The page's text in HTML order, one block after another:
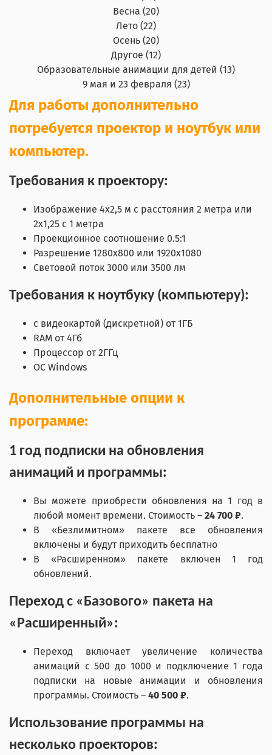
Весна (20)
Лето (22)
Осень (20)
Другое (12)
Образовательные анимации для детей (13)
9 мая и 23 февраля (23)
Для работы дополнительно
потребуется проектор и ноутбук или
компьютер.
Требования к проектору:
Изображение 4х2,5 м с расстояния 2 метра или
2х1,25 с 1 метра
Проекционное соотношение 0.5:1
Разрешение 1280х800 или 1920х1080
Световой поток 3000 или 3500 лм
Требования к ноутбуку (компьютеру):
с видеокартой (дискретной) от 1ГБ
RAM от 4Гб
Процессор от 2ГГц
ОС Windows
Дополнительные опции к
программе:
1 год подписки на обновления
анимаций и программы:
Вы можете приобрести обновления на 1 год в
любой момент времени. Стоимость – 24 700 ₽.
В «Безлимитном» пакете все обновления
включены и будут приходить бесплатно
В «Расширенном» пакете включен 1 год
обновлений.
Переход с «Базового» пакета на
«Расширенный»:
Переход включает увеличение количества
анимаций с 500 до 1000 и подключение 1 года
подписки на новые анимации и обновления
программы. Стоимость – 40 500 ₽.
Использование программы на
несколько проекторов: